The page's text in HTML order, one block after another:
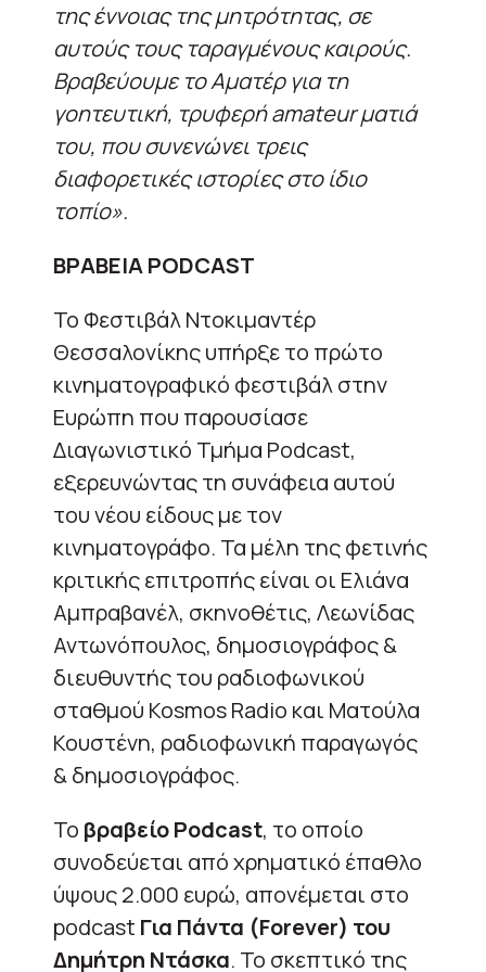
της έννοιας της μητρότητας, σε
αυτούς τους ταραγμένους καιρούς.
Βραβεύουμε το Αματέρ για τη
γοητευτική, τρυφερή amateur ματιά
του, που συνενώνει τρεις
διαφορετικές ιστορίες στο ίδιο
τοπίο».
ΒΡΑΒΕΙA PODCAST
Το Φεστιβάλ Ντοκιμαντέρ
Θεσσαλονίκης υπήρξε το πρώτο
κινηματογραφικό φεστιβάλ στην
Ευρώπη που παρουσίασε
Διαγωνιστικό Τμήμα Podcast,
εξερευνώντας τη συνάφεια αυτού
του νέου είδους με τον
κινηματογράφο. Τα μέλη της φετινής
κριτικής επιτροπής είναι οι Ελιάνα
Αμπραβανέλ, σκηνοθέτις, Λεωνίδας
Αντωνόπουλος, δημοσιογράφος &
διευθυντής του ραδιοφωνικού
σταθμού Kosmos Radio και Ματούλα
Κουστένη, ραδιοφωνική παραγωγός
& δημοσιογράφος.
Το βραβείο Podcast, το οποίο
συνοδεύεται από χρηματικό έπαθλο
ύψους 2.000 ευρώ, απονέμεται στο
podcast Για Πάντα (Forever) του
Δημήτρη Ντάσκα. Το σκεπτικό της